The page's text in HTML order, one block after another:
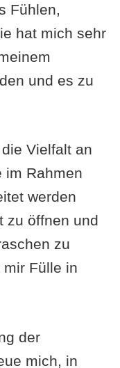
Fühlen,
hat mich sehr
und es zu
Vielfalt an
im Rahmen
werden
zu öffnen und
zu
Fülle in
der
mich, in